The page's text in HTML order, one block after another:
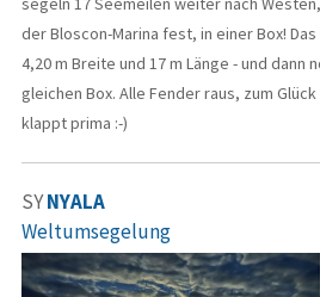
der Bloscon-Marina fest, in einer Box!
4,20 m Breite und 17 m Länge - und dann
gleichen Box. Alle Fender raus, zum
klappt prima :-)
SYNYALA
Weltumsegelung